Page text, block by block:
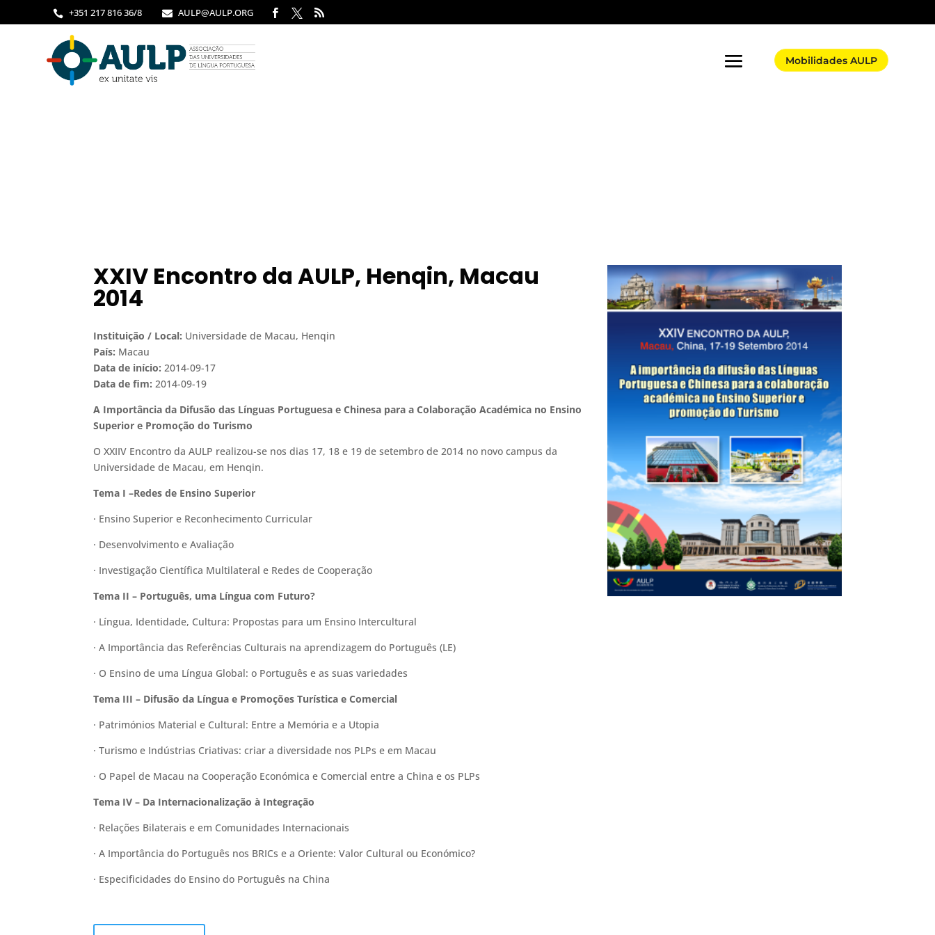
 +351 217 816 36/8  AULP@AULP.ORG   
Mobilidades AULP
XXIV Encontro da AULP, Henqin, Macau
2014
Instituição / Local: Universidade de Macau, Henqin
País: Macau
Data de início: 2014-09-17
Data de fim: 2014-09-19
A Importância da Difusão das Línguas Portuguesa e Chinesa para a Colaboração Académica no Ensino
Superior e Promoção do Turismo
O XXIIV Encontro da AULP realizou-se nos dias 17, 18 e 19 de setembro de 2014 no novo campus da
Universidade de Macau, em Henqin.
Tema I –Redes de Ensino Superior
· Ensino Superior e Reconhecimento Curricular
· Desenvolvimento e Avaliação
· Investigação Científica Multilateral e Redes de Cooperação
Tema II – Português, uma Língua com Futuro?
· Língua, Identidade, Cultura: Propostas para um Ensino Intercultural
· A Importância das Referências Culturais na aprendizagem do Português (LE)
· O Ensino de uma Língua Global: o Português e as suas variedades
Tema III – Difusão da Língua e Promoções Turística e Comercial
· Patrimónios Material e Cultural: Entre a Memória e a Utopia
· Turismo e Indústrias Criativas: criar a diversidade nos PLPs e em Macau
· O Papel de Macau na Cooperação Económica e Comercial entre a China e os PLPs
Tema IV – Da Internacionalização à Integração
· Relações Bilaterais e em Comunidades Internacionais
· A Importância do Português nos BRICs e a Oriente: Valor Cultural ou Económico?
· Especificidades do Ensino do Português na China